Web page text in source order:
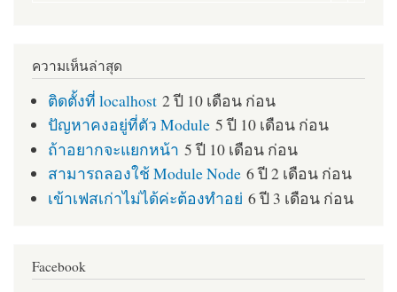
ความเห็นล่าสุด
ติดตั้งที่ localhost 2 ปี 10 เดือน ก่อน
ปัญหาคงอยู่ที่ตัว Module 5 ปี 10 เดือน ก่อน
ถ้าอยากจะแยกหน้า 5 ปี 10 เดือน ก่อน
สามารถลองใช้ Module Node 6 ปี 2 เดือน ก่อน
เข้าเฟสเก่าไม่ได้ค่ะต้องทำอย่ 6 ปี 3 เดือน ก่อน
Facebook